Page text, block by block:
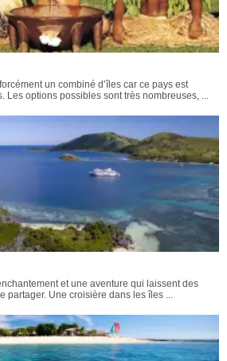
un combiné d’îles car ce pays est
options possibles sont très nombreuses, ...
et une aventure qui laissent des
partager. Une croisière dans les îles ...